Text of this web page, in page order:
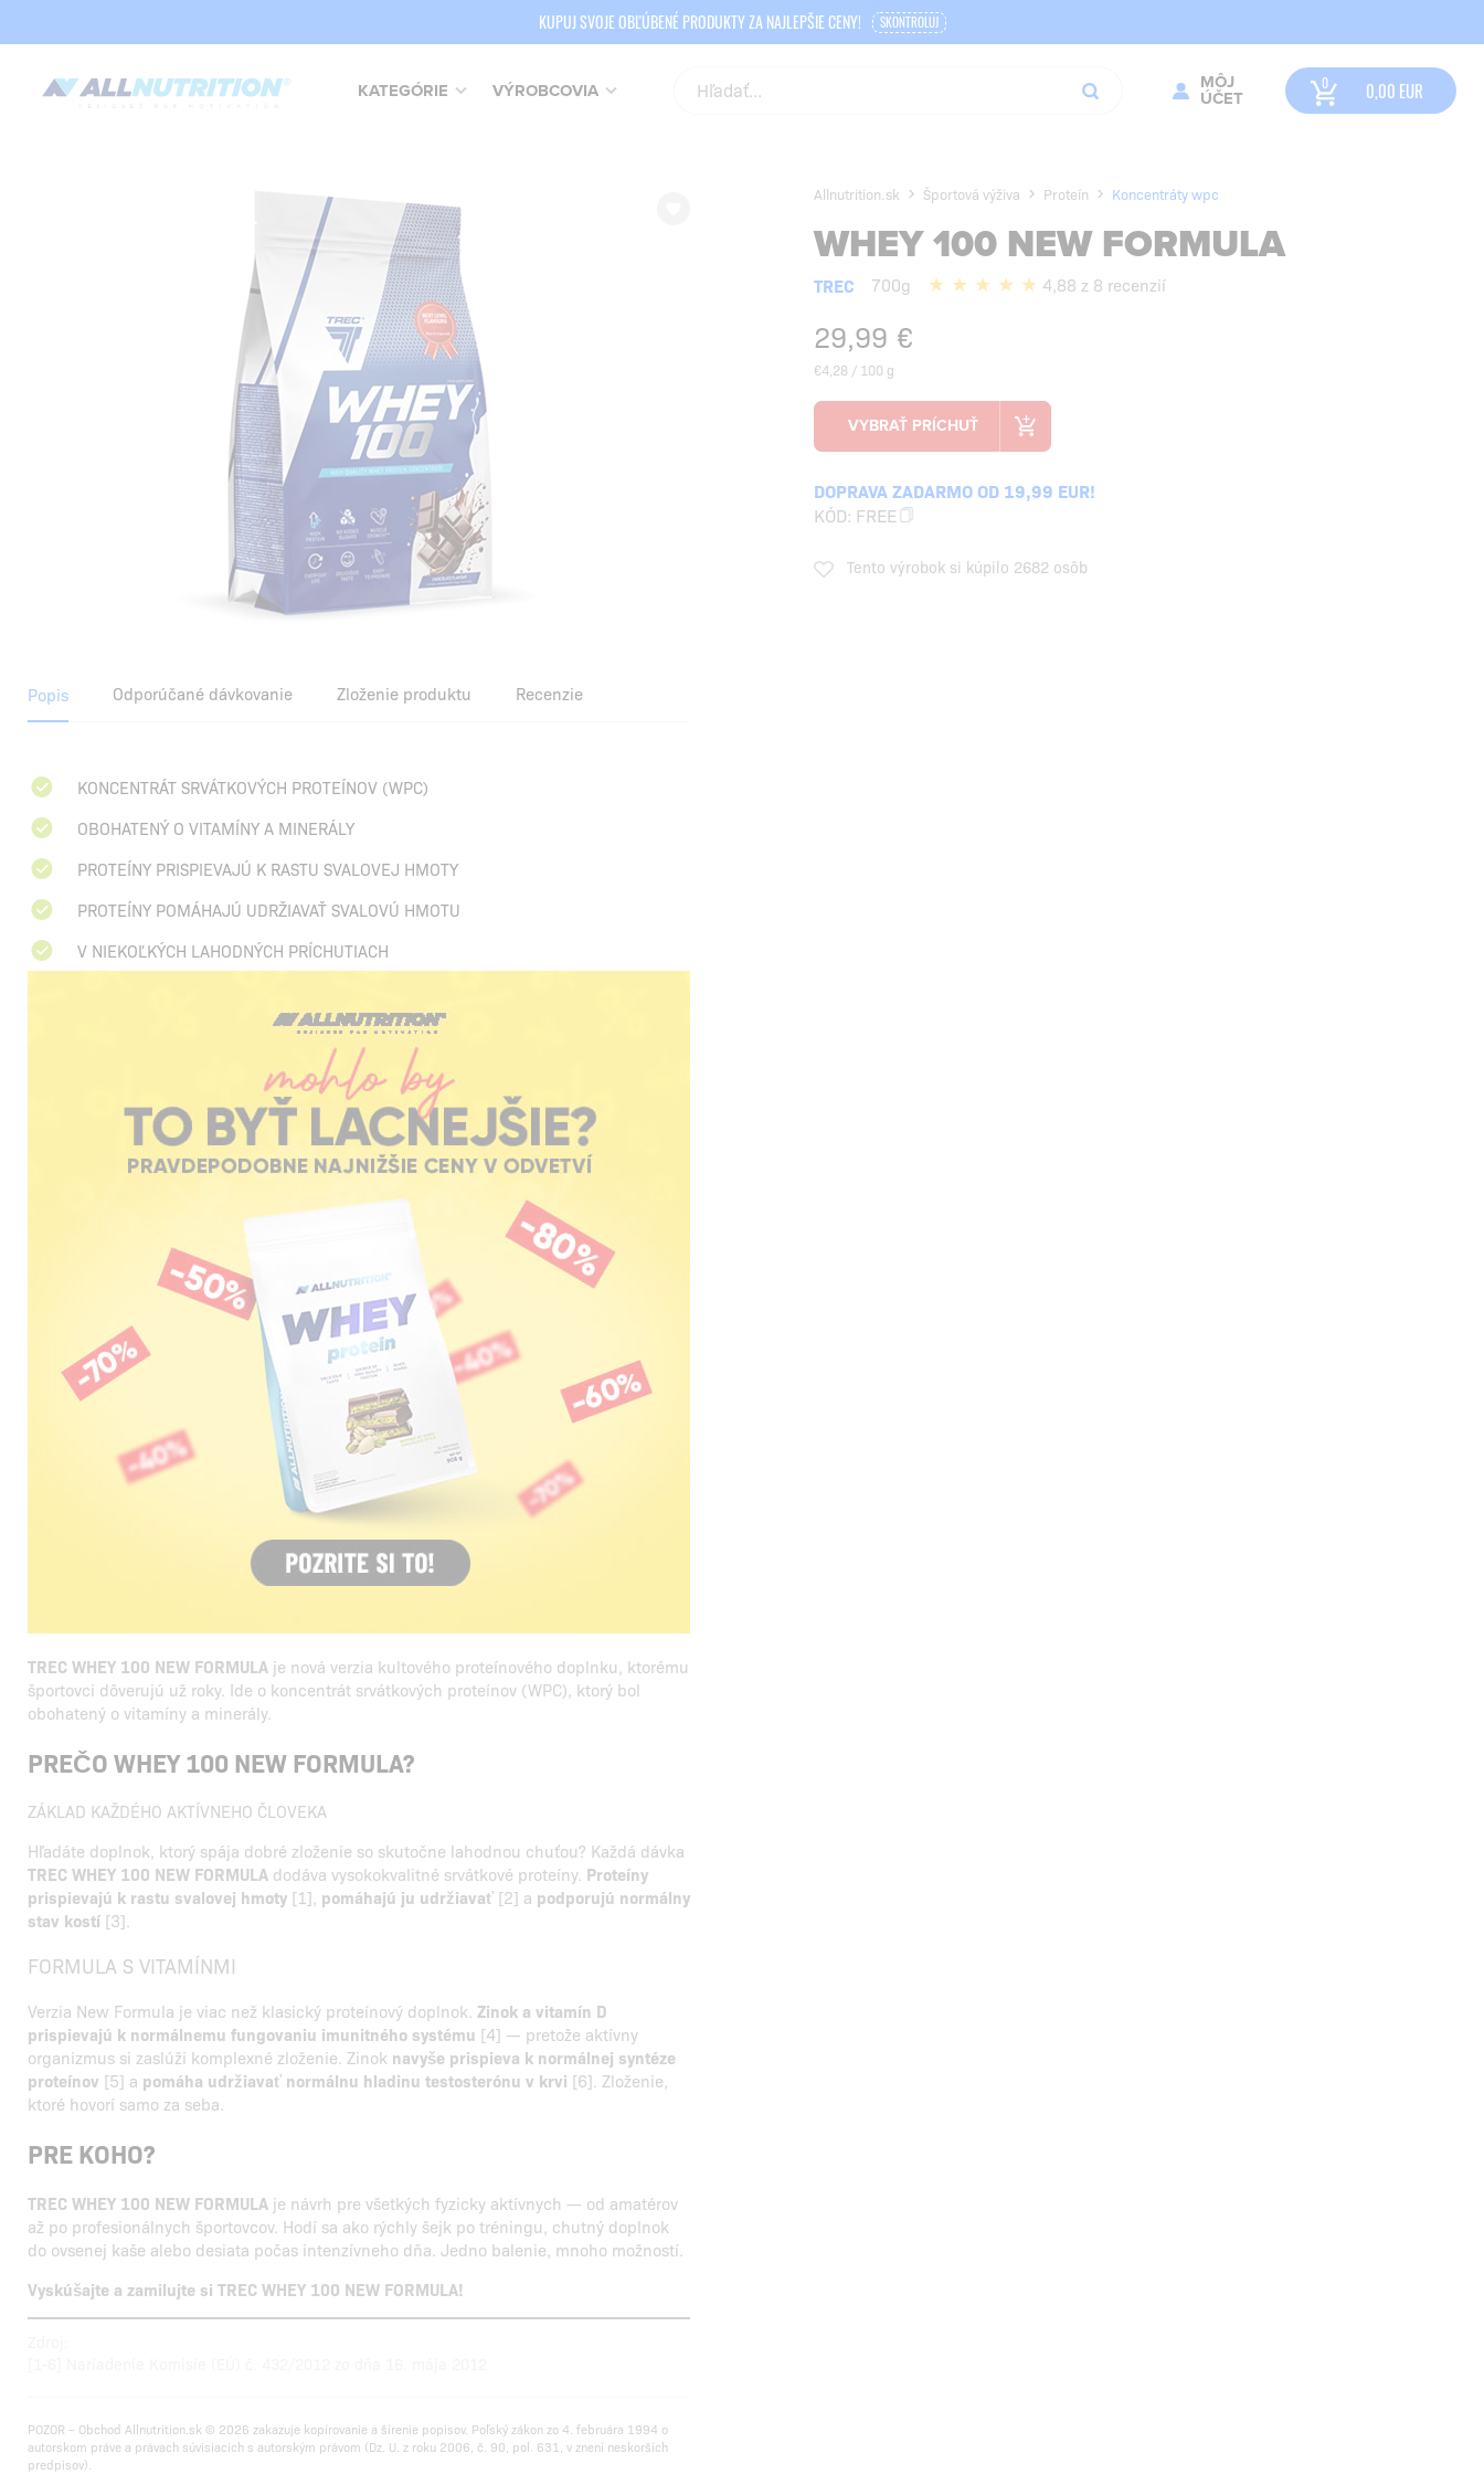
KUPUJ SVOJE OBĽÚBENÉ PRODUKTY ZA NAJLEPŠIE CENY! SKONTROLUJ
KATEGÓRIE VÝROBCOVIA
MÔJ
ÚČET
0,00 EUR
Allnutrition.sk Športová výživa Proteín Koncentráty wpc
WHEY 100 NEW FORMULA
TREC 700g 4,88 z 8 recenzií
29,99 €
€4,28 / 100 g
DOPRAVA ZADARMO OD 19,99 EUR!
KÓD: FREE
Tento výrobok si kúpilo 2682 osôb
Popis Odporúčané dávkovanie Zloženie produktu Recenzie
KONCENTRÁT SRVÁTKOVÝCH PROTEÍNOV (WPC)
OBOHATENÝ O VITAMÍNY A MINERÁLY
PROTEÍNY PRISPIEVAJÚ K RASTU SVALOVEJ HMOTY
PROTEÍNY POMÁHAJÚ UDRŽIAVAŤ SVALOVÚ HMOTU
V NIEKOĽKÝCH LAHODNÝCH PRÍCHUTIACH
TREC WHEY 100 NEW FORMULA je nová verzia kultového proteínového doplnku, ktorému
športovci dôverujú už roky. Ide o koncentrát srvátkových proteínov (WPC), ktorý bol
obohatený o vitamíny a minerály.
PREČO WHEY 100 NEW FORMULA?
ZÁKLAD KAŽDÉHO AKTÍVNEHO ČLOVEKA
Hľadáte doplnok, ktorý spája dobré zloženie so skutočne lahodnou chuťou? Každá dávka
TREC WHEY 100 NEW FORMULA dodáva vysokokvalitné srvátkové proteíny. Proteíny
prispievajú k rastu svalovej hmoty [1], pomáhajú ju udržiavať [2] a podporujú normálny
stav kostí [3].
FORMULA S VITAMÍNMI
Verzia New Formula je viac než klasický proteínový doplnok. Zinok a vitamín D
prispievajú k normálnemu fungovaniu imunitného systému [4] — pretože aktívny
organizmus si zaslúži komplexné zloženie. Zinok navyše prispieva k normálnej syntéze
proteínov [5] a pomáha udržiavať normálnu hladinu testosterónu v krvi [6]. Zloženie,
ktoré hovorí samo za seba.
PRE KOHO?
TREC WHEY 100 NEW FORMULA je návrh pre všetkých fyzicky aktívnych — od amatérov
až po profesionálnych športovcov. Hodí sa ako rýchly šejk po tréningu, chutný doplnok
do ovsenej kaše alebo desiata počas intenzívneho dňa. Jedno balenie, mnoho možností.
Vyskúšajte a zamilujte si TREC WHEY 100 NEW FORMULA!
POZOR – Obchod Allnutrition.sk © 2026 zakazuje kopírovanie a šírenie popisov. Poľský zákon zo 4. februára 1994 o
autorskom práve a právach súvisiacich s autorským právom (Dz. U. z roku 2006, č. 90, pol. 631, v znení neskorších
predpisov).